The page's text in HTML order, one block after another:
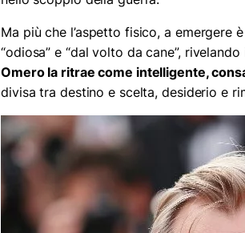
Ma più che l’aspetto fisico, a emergere
“odiosa” e “dal volto da cane”,
Omero la ritrae come intelligente,
divisa tra destino e scelta, desiderio e